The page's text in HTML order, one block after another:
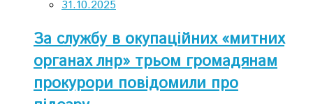
31.10.2025
За службу в окупаційних «митних
органах лнр» трьом громадянам
прокурори повідомили про